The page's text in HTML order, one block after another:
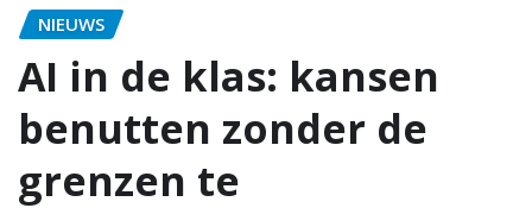
NIEUWS
AI in de klas: kansen
benutten zonder de
grenzen te